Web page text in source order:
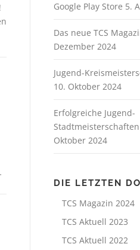
Google Play Store 5.
Das neue TCS
Dezember 2024
Jugend-
10. Oktober 2024
Erfolgreiche Jugend-
Oktober 2024
DIE LETZTEN
TCS Magazin 2024
TCS Aktuell 2023
TCS Aktuell 2022